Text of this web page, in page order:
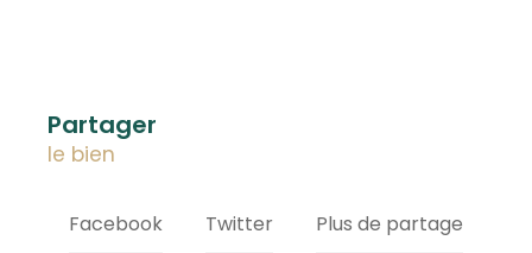
partager
le bien
Facebook Twitter Plus de partage